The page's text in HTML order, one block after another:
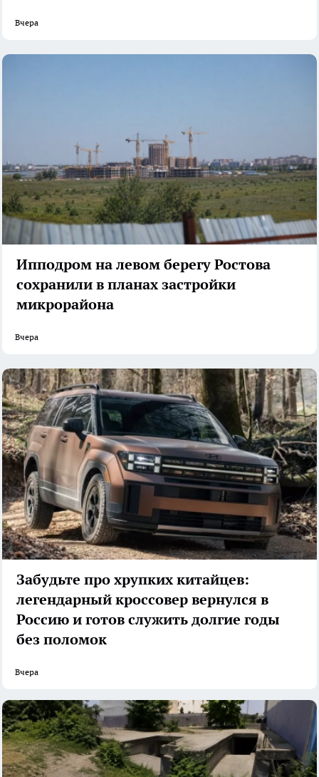
Вчера
Ипподром на левом берегу Ростова
сохранили в планах застройки
микрорайона
Вчера
Забудьте про хрупких китайцев:
легендарный кроссовер вернулся в
Россию и готов служить долгие годы
без поломок
Вчера